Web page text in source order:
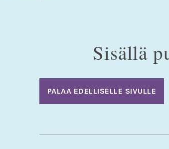
Sisällä
PALAA EDELLISELLE SIVULLE